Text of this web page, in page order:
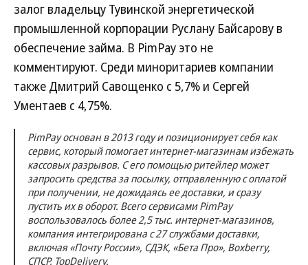
залог владельцу Тувинской энергетической
промышленной корпорации Руслану Байсарову в
обеспечение займа. В PimPay это не
комментируют. Среди миноритариев компании
также Дмитрий Савощенко с 5,7% и Сергей
Ументаев с 4,75%.
PimPay основан в 2013 году и позиционирует себя как
сервис, который помогает интернет-магазинам избежать
кассовых разрывов. С его помощью ритейлер может
запросить средства за посылку, отправленную с оплатой
при получении, не дожидаясь ее доставки, и сразу
пустить их в оборот. Всего сервисами PimPay
воспользовалось более 2,5 тыс. интернет-магазинов,
компания интегрирована с 27 службами доставки,
включая «Почту России», СДЭК, «Бета Про», Boxberry,
СПСР, TopDelivery.